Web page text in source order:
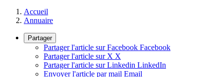
Accueil
Annuaire
Partager
Partager l'article sur Facebook Facebook
Partager l'article sur X X
Partager l'article sur Linkedin LinkedIn
Envoyer l'article par mail Email